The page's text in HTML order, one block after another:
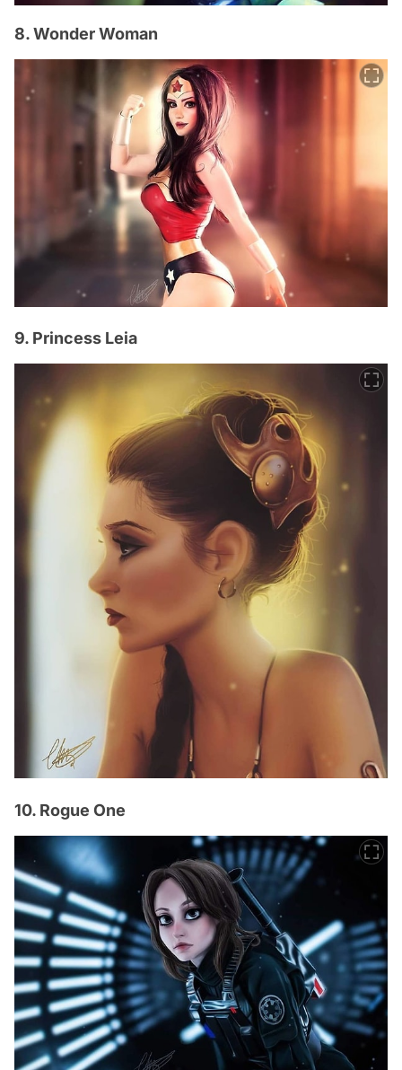
8. Wonder Woman
9. Princess Leia
10. Rogue One